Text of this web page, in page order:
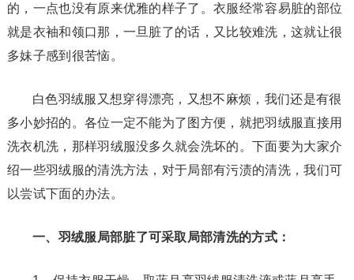
的，一点也没有原来优雅的样子了。衣服经常容易脏的部位
就是衣袖和领口那，一旦脏了的话，又比较难洗，这就让很
多妹子感到很苦恼。
白色羽绒服又想穿得漂亮，又想不麻烦，我们还是有很
多小妙招的。各位一定不能为了图方便，就把羽绒服直接用
洗衣机洗，那样羽绒服没多久就会洗坏的。下面要为大家介
绍一些羽绒服的清洗方法，对于局部有污渍的清洗，我们可
以尝试下面的办法。
一、羽绒服局部脏了可采取局部清洗的方式：